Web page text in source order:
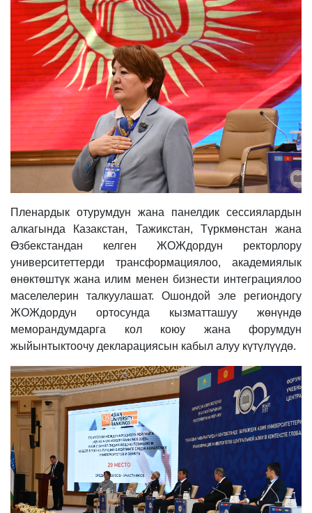
Пленардык отурумдун жана панелдик сессиялардын
алкагында Казакстан, Тажикстан, Түркмөнстан жана
Өзбекстандан келген ЖОЖдордун ректорлору
университеттерди трансформациялоо, академиялык
өнөктөштүк жана илим менен бизнести интеграциялоо
маселелерин талкуулашат. Ошондой эле региондогу
ЖОЖдордун ортосунда кызматташуу жөнүндө
меморандумдарга кол коюу жана форумдун
жыйынтыктоочу декларациясын кабыл алуу күтүлүүдө.